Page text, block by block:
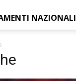
NAZIONALI